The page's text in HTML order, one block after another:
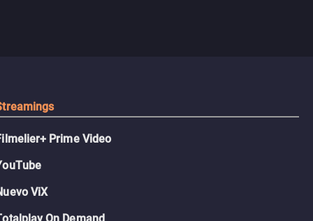
Prime Video
ViX